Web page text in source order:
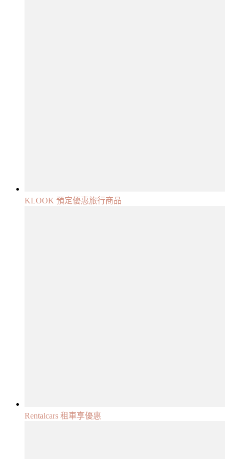
KLOOK 預定優惠旅行商品
Rentalcars 租車享優惠